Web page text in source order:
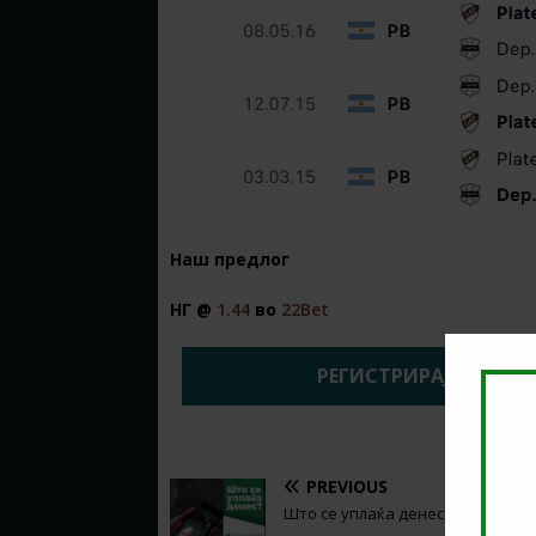
Наш предлог
НГ @ 1.44 во 22Bet
РЕГИСТРИРАЈ СЕ НА
PREVIOUS
Што се уплаќа денес? (13.10.2025)